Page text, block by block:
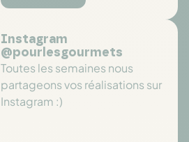
Instagram
@pourlesgourmets
Toutes les semaines nous
partageons vos réalisations sur
Instagram :)